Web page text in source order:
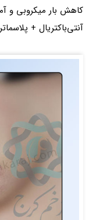
کاهش بار میکروبی و
آنتی‌باکتریال +